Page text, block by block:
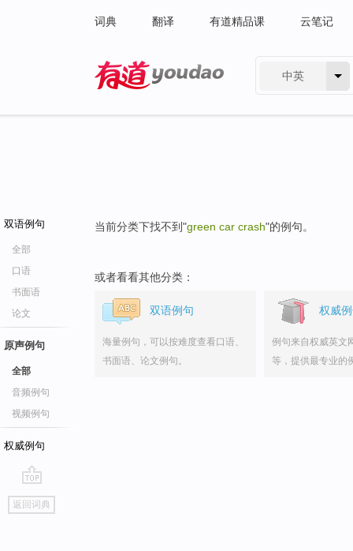
词典 翻译 有道精品课 云笔记
中英
双语例句
全部
口语
书面语
论文
原声例句
全部
音频例句
视频例句
权威例句
go
top
返回词典
当前分类下找不到"green car crash"的例句。
或者看看其他分类：
双语例句
海量例句，可以按难度查看口语、
书面语、论文例句。
权威
例句来自权威英文
等，提供最专业的